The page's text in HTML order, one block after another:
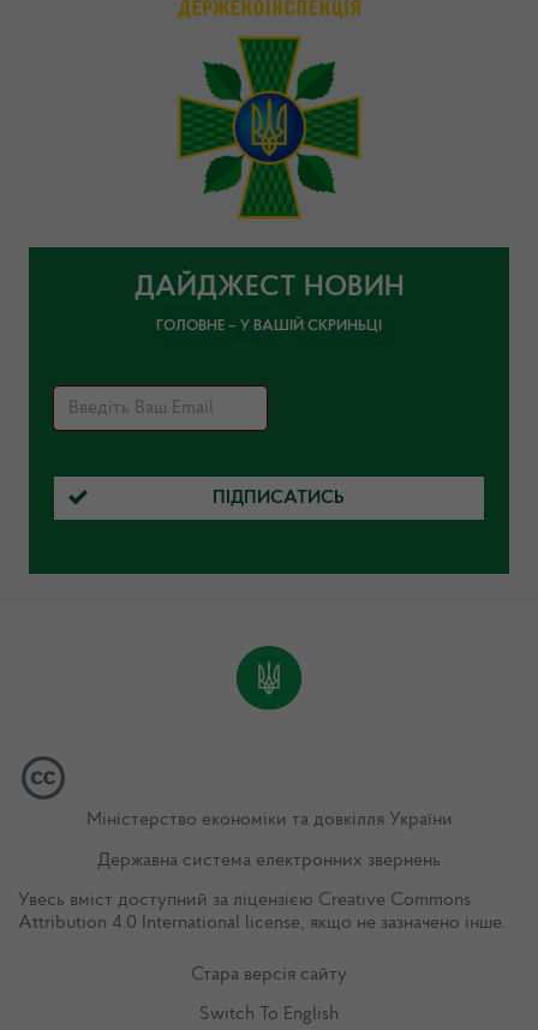
ДАЙДЖЕСТ НОВИН
ГОЛОВНЕ – У ВАШІЙ СКРИНЬЦІ
ПІДПИСАТИСЬ
Міністерство економіки та довкілля України
Державна система електронних звернень
Увесь вміст доступний за ліцензією Creative Commons
Attribution 4.0 International license, якщо не зазначено інше.
Стара версія сайту
Switch To English